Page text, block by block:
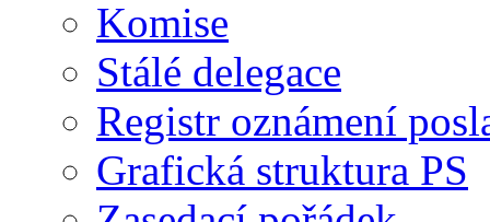
Komise
Stálé delegace
Registr oznámení
Grafická struktura PS